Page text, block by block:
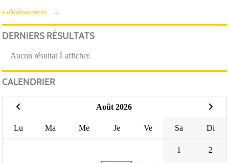
+ d'évènements
DERNIERS RÉSULTATS
Aucun résultat à afficher.
CALENDRIER
Août 2026
Lu Ma Me Je Ve Sa Di
1 2